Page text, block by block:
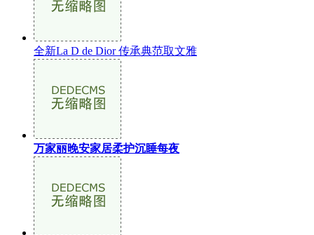
全新La D de Dior 传承典范取文雅
万家丽晚安家居柔护沉睡每夜